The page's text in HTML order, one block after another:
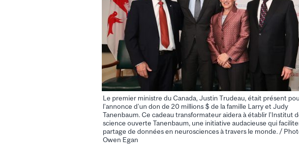
Le premier ministre du Canada, Justin Trudeau, était présent
l’annonce d’un don de 20 millions $ de la famille Larry et Judy
Tanenbaum. Ce cadeau transformateur aidera à établir l’Institut
science ouverte Tanenbaum, une initiative audacieuse qui
partage de données en neurosciences à travers le monde. /
Owen Egan